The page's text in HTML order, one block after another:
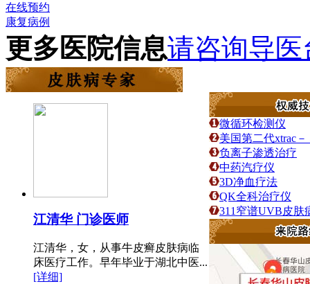
在线预约
康复病例
更多医院信息请咨询导医
江清华 门诊医师
江清华，女，从事牛皮癣皮肤病临
床医疗工作。早年毕业于湖北中医...
[详细]
微循环检测仪
美国第二代xtrac
负离子渗透治疗
中药汽疗仪
3D净血疗法
QK全科治疗仪
311窄谱UVB皮肤